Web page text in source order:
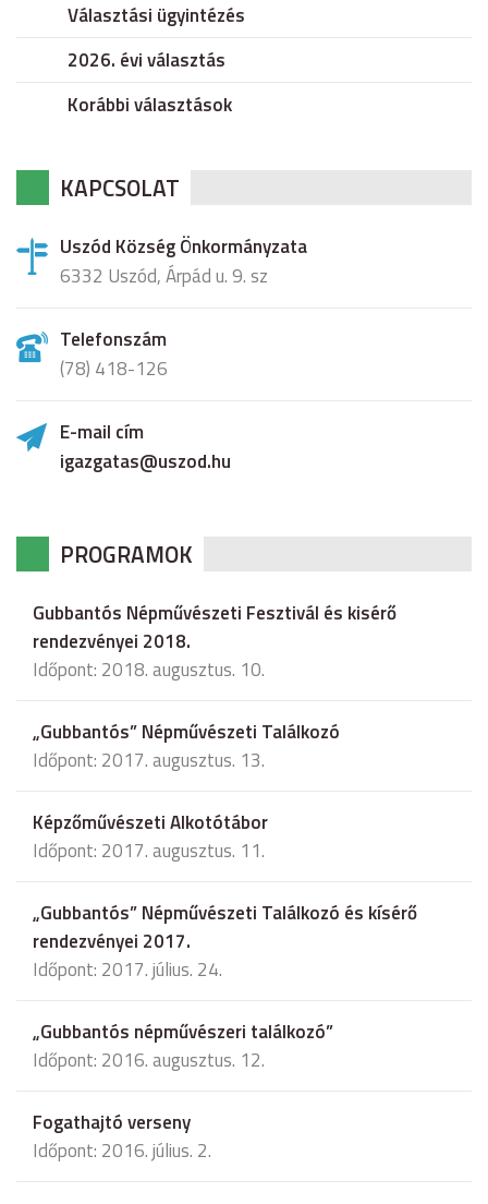
Választási ügyintézés
2026. évi választás
Korábbi választások
KAPCSOLAT
Uszód Község Önkormányzata
6332 Uszód, Árpád u. 9. sz
Telefonszám
(78) 418-126
E-mail cím
igazgatas@uszod.hu
PROGRAMOK
Gubbantós Népművészeti Fesztivál és kisérő
rendezvényei 2018.
Időpont: 2018. augusztus. 10.
„Gubbantós” Népművészeti Találkozó
Időpont: 2017. augusztus. 13.
Képzőművészeti Alkotótábor
Időpont: 2017. augusztus. 11.
„Gubbantós” Népművészeti Találkozó és kísérő
rendezvényei 2017.
Időpont: 2017. július. 24.
„Gubbantós népművészeri találkozó”
Időpont: 2016. augusztus. 12.
Fogathajtó verseny
Időpont: 2016. július. 2.